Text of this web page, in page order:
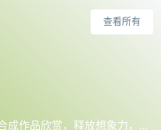
灵感的迸发，创意的爆炸，优秀的PS合成作品欣赏，释放想象力，创作超现实的视觉场景，赋予作品更强的叙事张力和情感共鸣
查看所有